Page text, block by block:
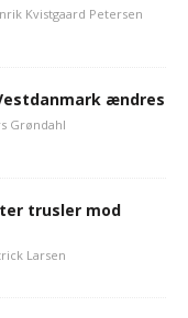
Kvistgaard Petersen
ændres
Grøndahl
trusler mod
Larsen